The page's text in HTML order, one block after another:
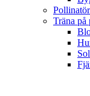
Träna på